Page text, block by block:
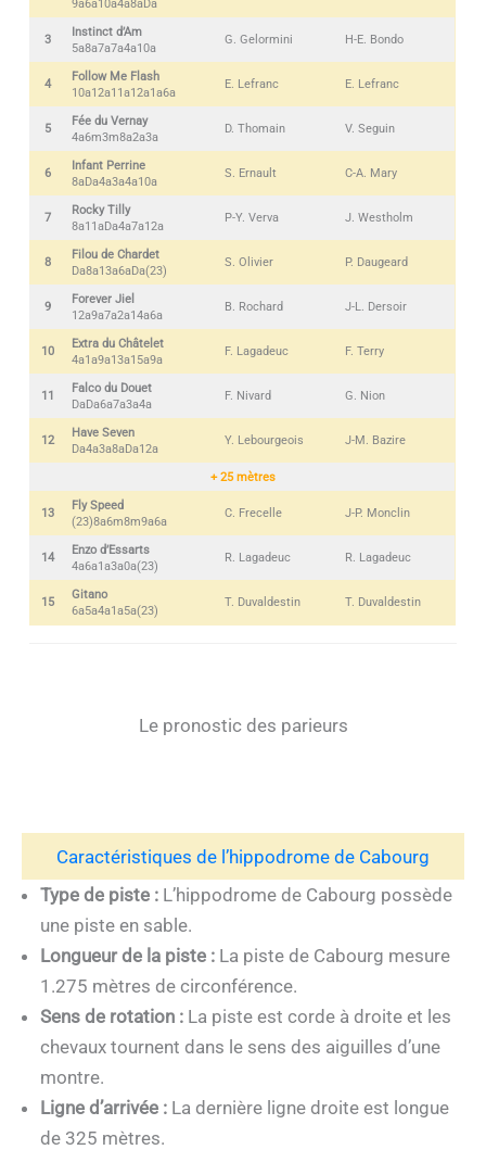
9a6a10a4a8aDa
3
Instinct d’Am
5a8a7a7a4a10a
G. Gelormini H-E. Bondo
4
Follow Me Flash
10a12a11a12a1a6a
E. Lefranc E. Lefranc
5
Fée du Vernay
4a6m3m8a2a3a
D. Thomain V. Seguin
6
Infant Perrine
8aDa4a3a4a10a
S. Ernault C-A. Mary
7
Rocky Tilly
8a11aDa4a7a12a
P-Y. Verva J. Westholm
8
Filou de Chardet
Da8a13a6aDa(23)
S. Olivier P. Daugeard
9
Forever Jiel
12a9a7a2a14a6a
B. Rochard J-L. Dersoir
10
Extra du Châtelet
4a1a9a13a15a9a
F. Lagadeuc F. Terry
11
Falco du Douet
DaDa6a7a3a4a
F. Nivard G. Nion
12
Have Seven
Da4a3a8aDa12a
Y. Lebourgeois J-M. Bazire
+ 25 mètres
13
Fly Speed
(23)8a6m8m9a6a
C. Frecelle J-P. Monclin
14
Enzo d’Essarts
4a6a1a3a0a(23)
R. Lagadeuc R. Lagadeuc
15
Gitano
6a5a4a1a5a(23)
T. Duvaldestin T. Duvaldestin
Le pronostic des parieurs
Caractéristiques de l’hippodrome de Cabourg
Type de piste : L’hippodrome de Cabourg possède
une piste en sable.
Longueur de la piste : La piste de Cabourg mesure
1.275 mètres de circonférence.
Sens de rotation : La piste est corde à droite et les
chevaux tournent dans le sens des aiguilles d’une
montre.
Ligne d’arrivée : La dernière ligne droite est longue
de 325 mètres.